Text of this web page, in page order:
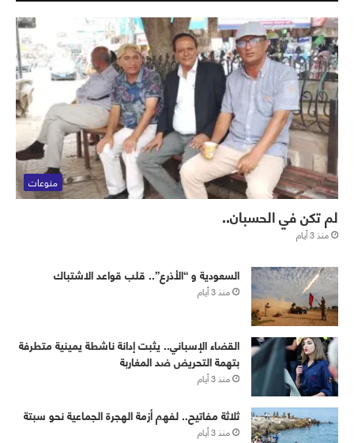
منوعات
لم تكن في الحسبان..
منذ 3 أيام
‏⁧‫السعودية‬⁩ و “الأذرع”.. قلب قواعد الاشتباك
منذ 3 أيام
القضاء الإسباني.. يثبت إدانة ناشطة يمينية متطرفة
بتهمة التحريض ضد المغاربة
منذ 3 أيام
ثلاثة مفاتيح.. لفهم أزمة الهجرة الجماعية نحو سبتة
منذ 3 أيام